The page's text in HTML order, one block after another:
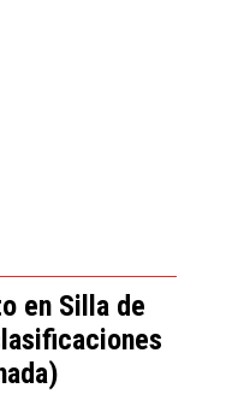
en Silla de